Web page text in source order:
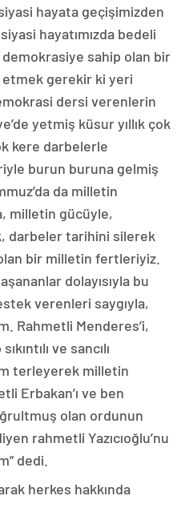
hayata geçişimizden
hayatımızda bedeli
sahip olan bir
etmek gerekir ki yeri
dersi verenlerin
yetmiş küsur yıllık çok
kere darbelerle
burun buruna gelmiş
da milletin
milletin gücüyle,
darbeler tarihini silerek
bir milletin fertleriyiz.
dolayısıyla bu
verenleri saygıyla,
Rahmetli Menderes’i,
ve sancılı
terleyerek milletin
Erbakan’ı ve ben
olan ordunun
rahmetli Yazıcıoğlu’nu
dedi.
herkes hakkında